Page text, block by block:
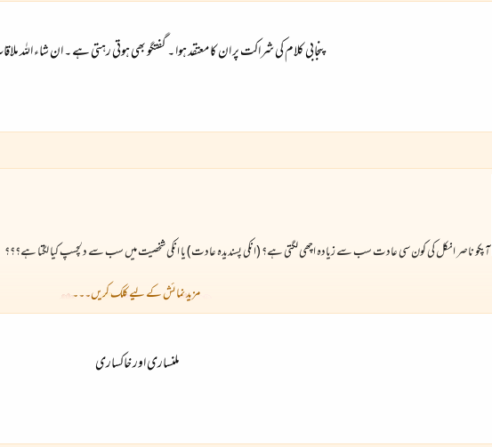
پنجابی کلام کی شراکت پر ان کا معتقد ہوا ۔ گفتگو بھی ہوتی رہتی ہے ۔ ان شاء اللہ
آپکو ناصر انکل کی کون سی عادت سب سے زیادہ اچھی لگتی ہے؟ (انکی پسندیدہ عادت) یا انکی شخصیت میں سب سے دلچسپ کیا لگتا ہے؟؟؟
مزید نمائش کے لیے کلک کریں۔۔۔
ملنساری اور خاکساری